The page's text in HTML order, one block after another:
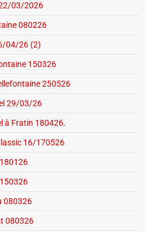
03/2026
080226
04/26 (2)
150326
250526
29/03/26
à Fratin 180426.
16/170526
080326
080326